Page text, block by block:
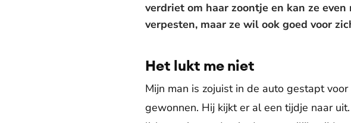
verdriet om haar zoontje en kan ze
verpesten, maar ze wil ook goed voor
Het lukt me niet
Mijn man is zojuist in de auto gestapt
gewonnen. Hij kijkt er al een tijdje naar